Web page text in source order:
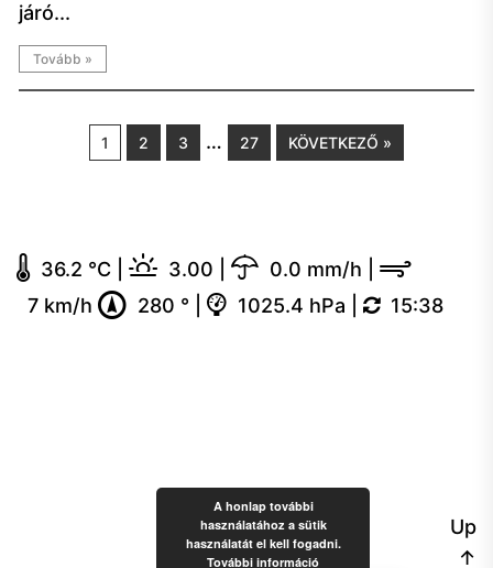
járó...
Tovább »
1 2 3 … 27 KÖVETKEZŐ »
36.2 °C 3.00 0.0 mm/h
7 km/h
280 ° 1025.4 hPa 15:38
Up
↑
A honlap további
használatához a sütik
használatát el kell fogadni.
További információ